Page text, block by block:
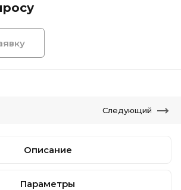
Следующий
Описание
Параметры